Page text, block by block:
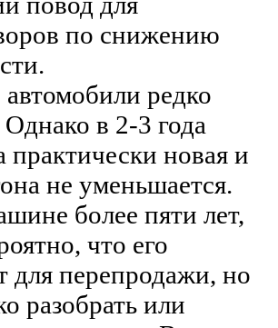
по снижению
редко
Однако в 2-3 года
новая и
не уменьшается.
более пяти лет,
что его
для перепродажи, но
разобрать или